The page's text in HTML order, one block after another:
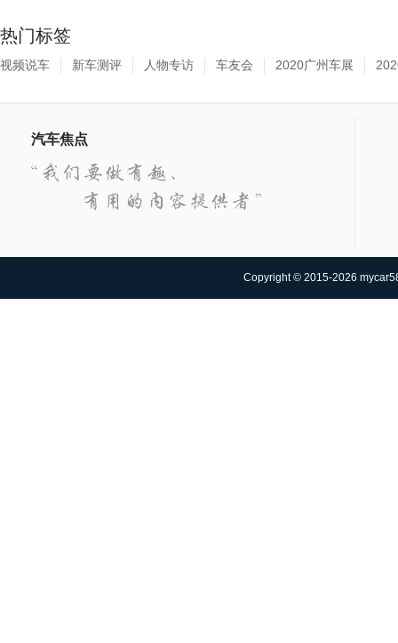
热门标签
视频说车 新车测评 人物专访 车友会 2020广州车展
汽车焦点
Copyright © 2015-2026